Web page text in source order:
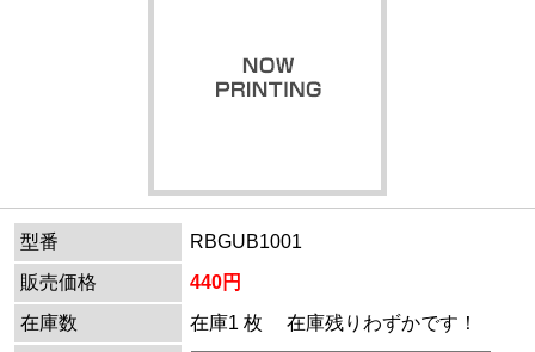
型番
RBGUB1001
販売価格
440円
在庫数
在庫1 枚 在庫残りわずかです！